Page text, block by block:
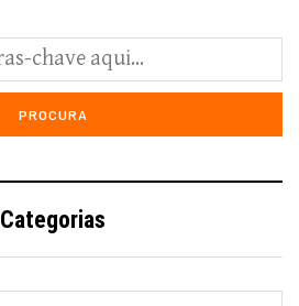
Categorias